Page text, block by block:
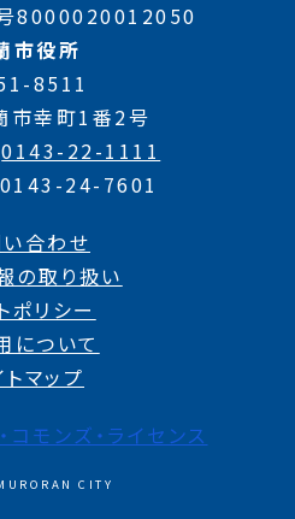
8000020012050
市役所
8511
市幸町1番2号
0143-22-1111
0143-24-7601
合わせ
の取り扱い
ポリシー
について
トマップ
CITY